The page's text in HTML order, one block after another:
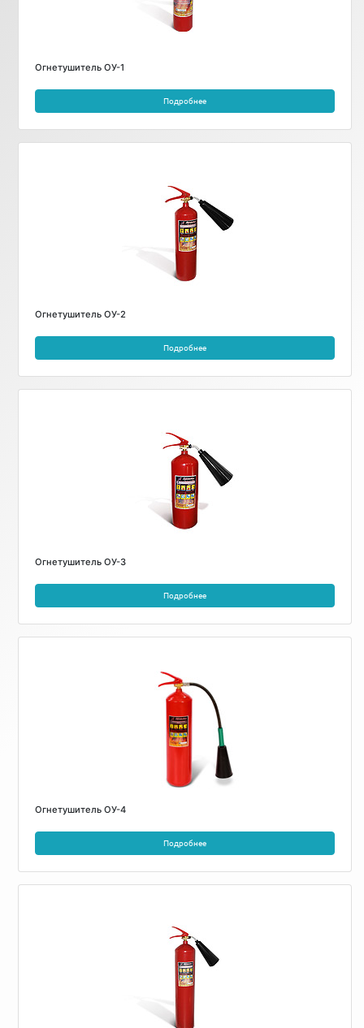
Огнетушитель ОУ-1
Подробнее
Огнетушитель ОУ-2
Подробнее
Огнетушитель ОУ-3
Подробнее
Огнетушитель ОУ-4
Подробнее